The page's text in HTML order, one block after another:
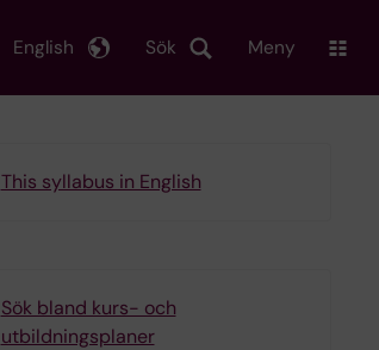
Sök
English Meny
This syllabus in English
Sök bland kurs- och
utbildningsplaner